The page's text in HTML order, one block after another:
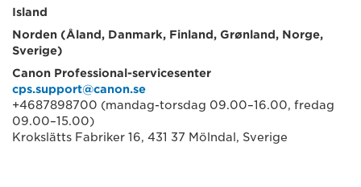
Island
Norden (Åland, Danmark, Finland, Grønland, Norge,
Sverige)
Canon Professional-servicesenter
cps.support@canon.se
+4687898700 (mandag-torsdag 09.00–16.00, fredag
09.00–15.00)
Krokslätts Fabriker 16, 431 37 Mölndal, Sverige